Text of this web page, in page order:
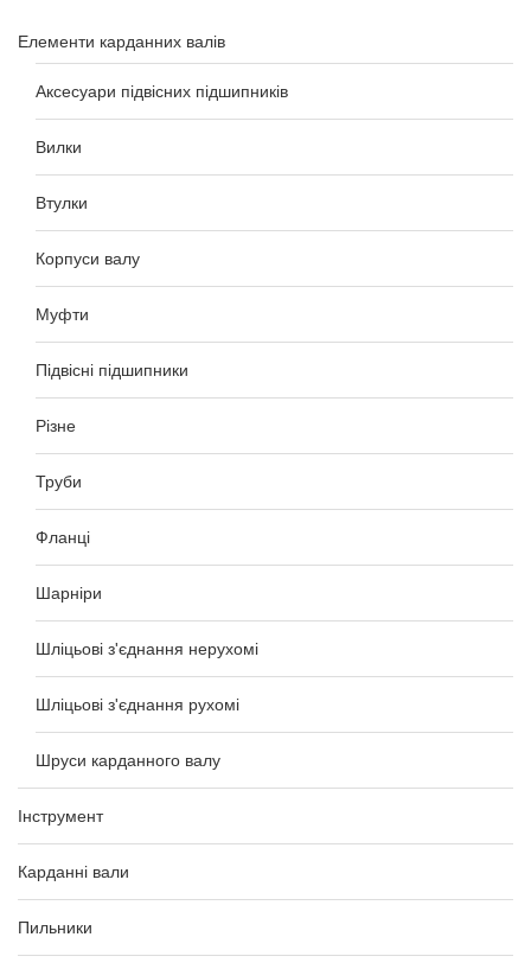
Елементи карданних валів
Аксесуари підвісних підшипників
Вилки
Втулки
Корпуси валу
Муфти
Підвісні підшипники
Різне
Труби
Фланці
Шарніри
Шліцьові з'єднання нерухомі
Шліцьові з'єднання рухомі
Шруси карданного валу
Інструмент
Карданні вали
Пильники